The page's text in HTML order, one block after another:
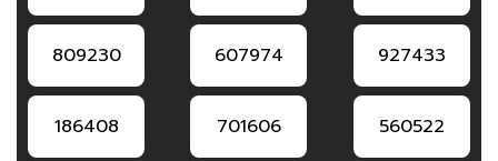
809230 607974 927433
186408 701606 560522